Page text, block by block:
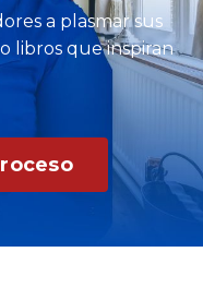
a plasmar sus
libros que inspiran